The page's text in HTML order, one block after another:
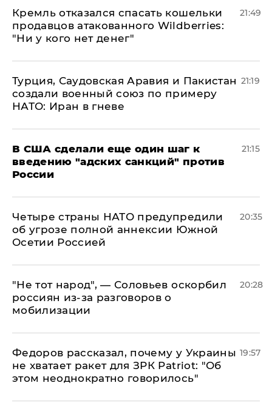
Кремль отказался спасать кошельки
продавцов атакованного Wildberries:
"Ни у кого нет денег"
21:49
Турция, Саудовская Аравия и Пакистан
создали военный союз по примеру
НАТО: Иран в гневе
21:19
В США сделали еще один шаг к
введению "адских санкций" против
России
21:15
Четыре страны НАТО предупредили
об угрозе полной аннексии Южной
Осетии Россией
20:35
​"Не тот народ", — Соловьев оскорбил
россиян из-за разговоров о
мобилизации
20:28
Федоров рассказал, почему у Украины
не хватает ракет для ЗРК Patriot: "Об
этом неоднократно говорилось"
19:57